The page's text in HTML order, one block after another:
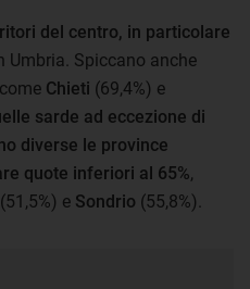
del centro, in particolare
Umbria. Spiccano anche
come Chieti (69,4%) e
sarde ad eccezione di
diverse le province
quote inferiori al 65%,
(51,5%) e Sondrio (55,8%).